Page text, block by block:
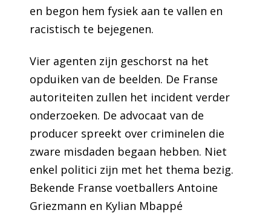
en begon hem fysiek aan te vallen en
racistisch te bejegenen.
Vier agenten zijn geschorst na het
opduiken van de beelden. De Franse
autoriteiten zullen het incident verder
onderzoeken. De advocaat van de
producer spreekt over criminelen die
zware misdaden begaan hebben. Niet
enkel politici zijn met het thema bezig.
Bekende Franse voetballers Antoine
Griezmann en Kylian Mbappé